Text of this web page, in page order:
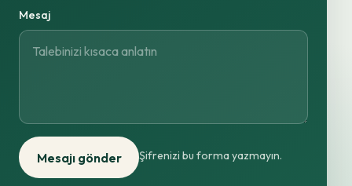
Mesaj
Mesajı gönder Şifrenizi bu forma yazmayın.